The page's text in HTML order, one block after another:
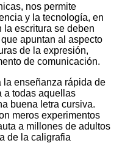
nos permite
y la tecnología, en
la escritura se deben
apuntan al aspecto
de la expresión,
de comunicación.
la enseñanza rápida de
a todas aquellas
buena letra cursiva.
meros experimentos
a millones de adultos
de la caligrafia